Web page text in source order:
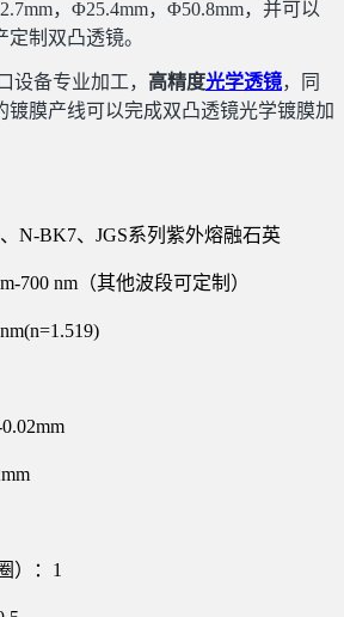
，Φ25.4mm，Φ50.8mm，并可以
制双凸透镜。
设备专业加工， 高精度光学透镜，同
镀膜产线可以完成双凸透镜光学镀膜加
N-BK7、JGS系列紫外熔融石英
700 nm（其他波段可定制）
）：1